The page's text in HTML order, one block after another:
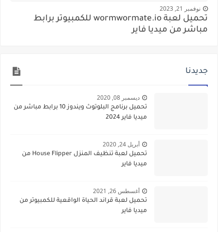
نوفمبر 21, 2023
تحميل لعبة wormwormate.io للكمبيوتر برابط
مباشر من ميديا فاير
جديدنا
ديسمبر 08, 2020
تحميل برنامج البلوتوث ويندوز 10 برابط مباشر من
ميديا فاير 2024
أبريل 24, 2020
تحميل لعبة تنظيف المنزل House Flipper من
ميديا فاير
أغسطس 26, 2021
تحميل لعبة قراند الحياة الواقعية للكمبيوتر من
ميديا فاير